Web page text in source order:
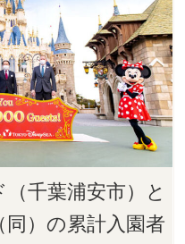
千葉浦安市）と
）の累計入園者